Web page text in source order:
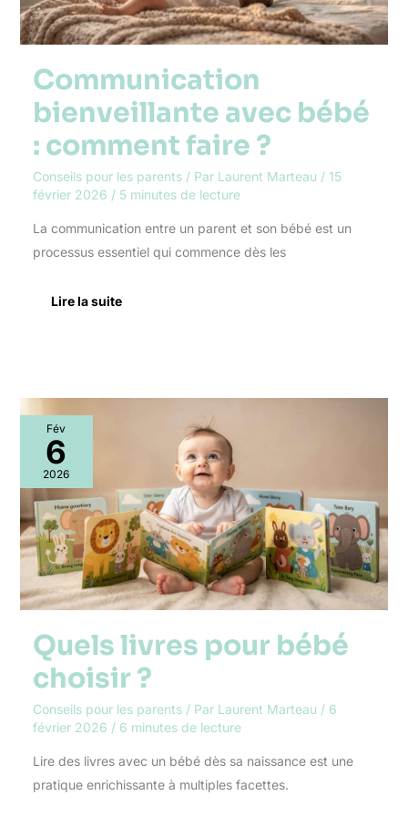
Communication
bienveillante avec bébé
: comment faire ?
Conseils pour les parents/ Par Laurent Marteau / 15
février 2026 / 5 minutes de lecture
La communication entre un parent et son bébé est un
processus essentiel qui commence dès les
Lire la suite
Fév
6
2026
Quels livres pour bébé
choisir ?
Conseils pour les parents/ Par Laurent Marteau / 6
février 2026 / 6 minutes de lecture
Lire des livres avec un bébé dès sa naissance est une
pratique enrichissante à multiples facettes.
Quels
livres
pour
bébé
choisir
?